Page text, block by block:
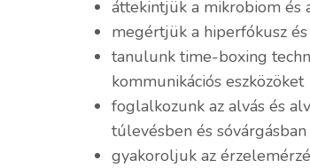
áttekintjük a mikrobiom és
megértjük a hiperfókusz
tanulunk time-boxing
kommunikációs eszközöket
foglalkozunk az alvás és
túlevésben és sóvárgásban
gyakoroljuk az